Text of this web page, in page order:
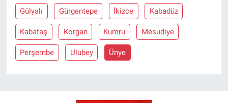
Gülyalı Gürgentepe İkizce Kabadüz
Kabataş Korgan Kumru Mesudiye
Perşembe Ulubey Ünye